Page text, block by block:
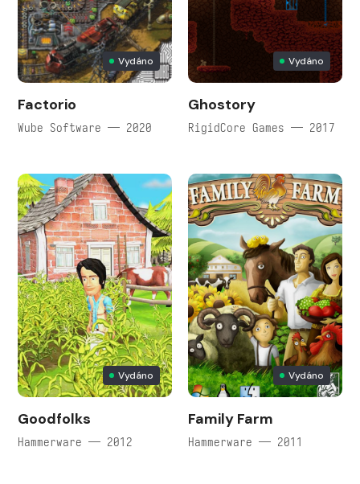
Vydáno
Factorio
Wube Software — 2020
Vydáno
Ghostory
RigidCore Games — 2017
Vydáno
Goodfolks
Hammerware — 2012
Vydáno
Family Farm
Hammerware — 2011